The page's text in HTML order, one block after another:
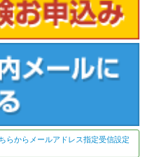
らからメールアドレス指定受信設定